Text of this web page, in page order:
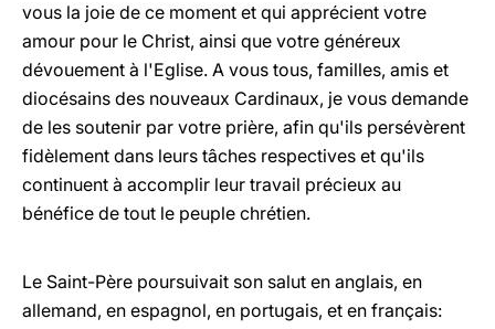
vous la joie de ce moment et qui apprécient votre
amour pour le Christ, ainsi que votre généreux
dévouement à l'Eglise. A vous tous, familles, amis et
diocésains des nouveaux Cardinaux, je vous demande
de les soutenir par votre prière, afin qu'ils persévèrent
fidèlement dans leurs tâches respectives et qu'ils
continuent à accomplir leur travail précieux au
bénéfice de tout le peuple chrétien.
Le Saint-Père poursuivait son salut en anglais, en
allemand, en espagnol, en portugais, et en français: